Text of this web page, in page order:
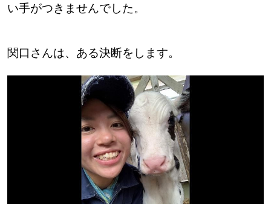
い手がつきませんでした。
関口さんは、ある決断をします。